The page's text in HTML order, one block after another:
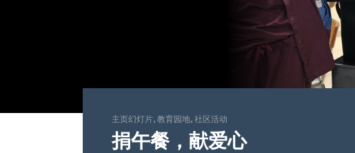
主页幻灯片, 教育园地, 社区活动
捐午餐，献爱心